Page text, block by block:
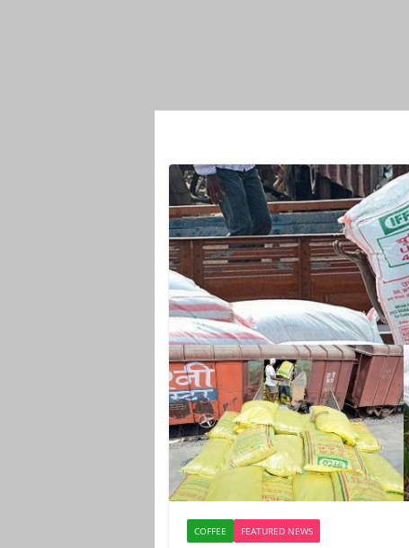
COFFEE FEATURED NEWS